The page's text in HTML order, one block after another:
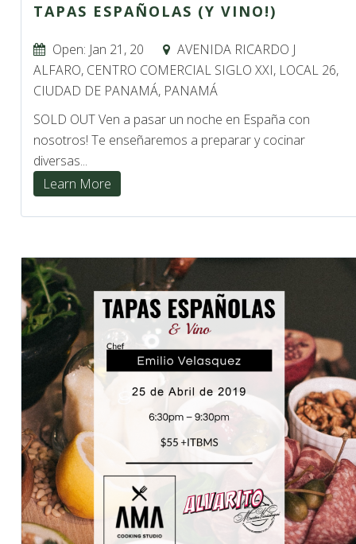
TAPAS ESPAÑOLAS (Y VINO!)
Open: Jan 21, 20
AVENIDA RICARDO J
ALFARO, CENTRO COMERCIAL SIGLO XXI, LOCAL 26,
CIUDAD DE PANAMÁ, PANAMÁ
SOLD OUT Ven a pasar un noche en España con
nosotros! Te enseñaremos a preparar y cocinar
diversas...
Learn More